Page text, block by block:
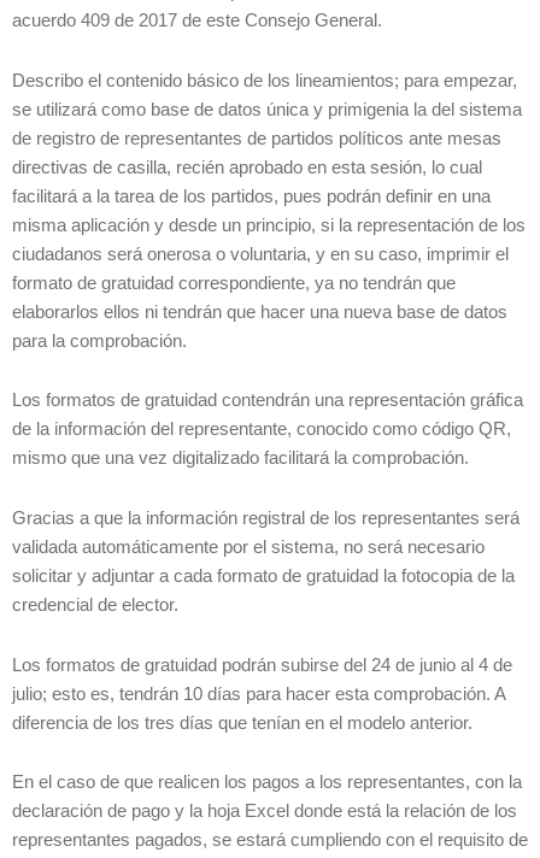
acuerdo 409 de 2017 de este Consejo General.
Describo el contenido básico de los lineamientos; para empezar,
se utilizará como base de datos única y primigenia la del sistema
de registro de representantes de partidos políticos ante mesas
directivas de casilla, recién aprobado en esta sesión, lo cual
facilitará a la tarea de los partidos, pues podrán definir en una
misma aplicación y desde un principio, si la representación de los
ciudadanos será onerosa o voluntaria, y en su caso, imprimir el
formato de gratuidad correspondiente, ya no tendrán que
elaborarlos ellos ni tendrán que hacer una nueva base de datos
para la comprobación.
Los formatos de gratuidad contendrán una representación gráfica
de la información del representante, conocido como código QR,
mismo que una vez digitalizado facilitará la comprobación.
Gracias a que la información registral de los representantes será
validada automáticamente por el sistema, no será necesario
solicitar y adjuntar a cada formato de gratuidad la fotocopia de la
credencial de elector.
Los formatos de gratuidad podrán subirse del 24 de junio al 4 de
julio; esto es, tendrán 10 días para hacer esta comprobación. A
diferencia de los tres días que tenían en el modelo anterior.
En el caso de que realicen los pagos a los representantes, con la
declaración de pago y la hoja Excel donde está la relación de los
representantes pagados, se estará cumpliendo con el requisito de